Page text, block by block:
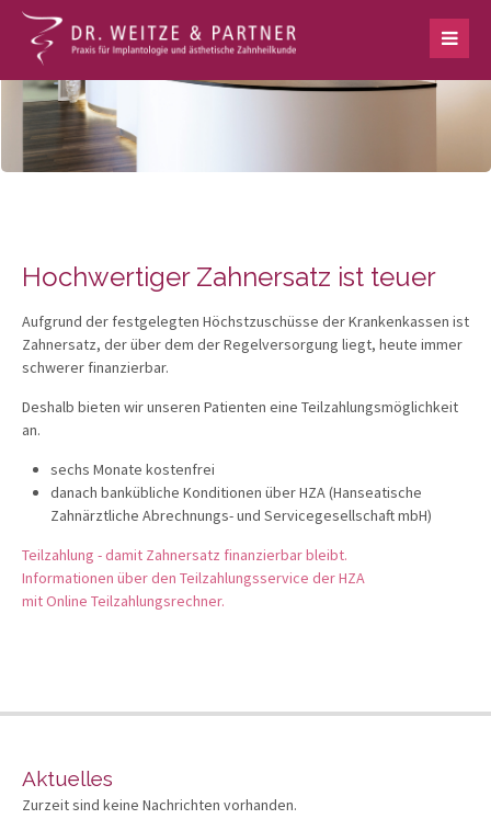
Hochwertiger Zahnersatz ist teuer
Aufgrund der festgelegten Höchstzuschüsse der Krankenkassen ist
Zahnersatz, der über dem der Regelversorgung liegt, heute immer
schwerer finanzierbar.
Deshalb bieten wir unseren Patienten eine Teilzahlungsmöglichkeit
an.
sechs Monate kostenfrei
danach bankübliche Konditionen über HZA (Hanseatische
Zahnärztliche Abrechnungs- und Servicegesellschaft mbH)
Teilzahlung - damit Zahnersatz finanzierbar bleibt.
Informationen über den Teilzahlungsservice der HZA
mit Online Teilzahlungsrechner.
Aktuelles
Zurzeit sind keine Nachrichten vorhanden.